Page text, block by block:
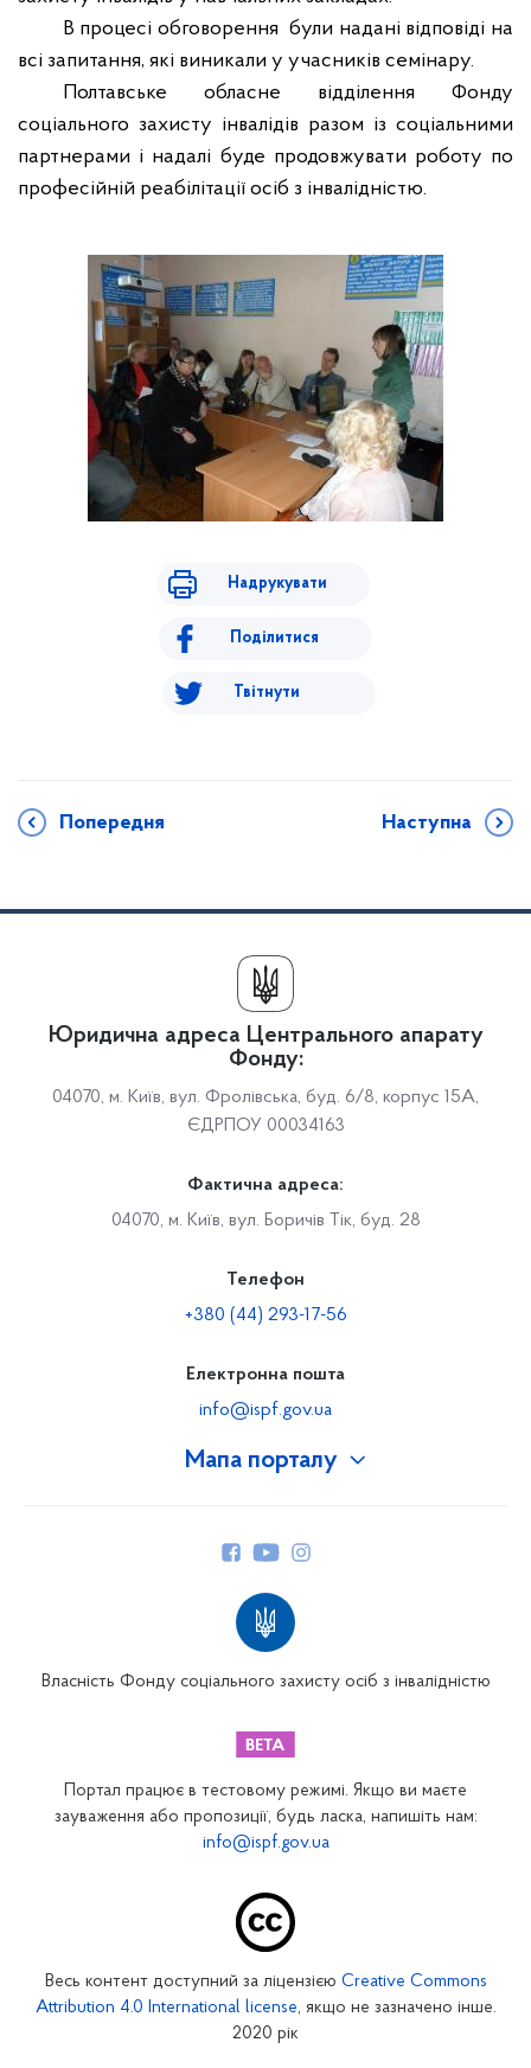
В процесі обговорення були надані відповіді на
всі запитання, які виникали у учасників семінару.
Полтавське обласне відділення Фонду
соціального захисту інвалідів разом із соціальними
партнерами і надалі буде продовжувати роботу по
професійній реабілітації осіб з інвалідністю.
Надрукувати
Поділитися
Твітнути
Попередня Наступна
Мапа порталу
Закарпатське відділення
Запорізьке відділення
Кіровоградське відділення
Юридична адреса Центрального апарату
Фонду:
04070, м. Київ, вул. Фролівська, буд. 6/8, корпус 15А,
ЄДРПОУ 00034163
Фактична адреса:
04070, м. Київ, вул. Боричів Тік, буд. 28
Телефон
+380 (44) 293-17-56
Електронна пошта
info@ispf.gov.ua
Власність Фонду соціального захисту осіб з інвалідністю
Портал працює в тестовому режимі. Якщо ви маєте
зауваження або пропозиції, будь ласка, напишіть нам:
info@ispf.gov.ua
Весь контент доступний за ліцензією Creative Commons
Attribution 4.0 International license, якщо не зазначено інше.
2020 рік